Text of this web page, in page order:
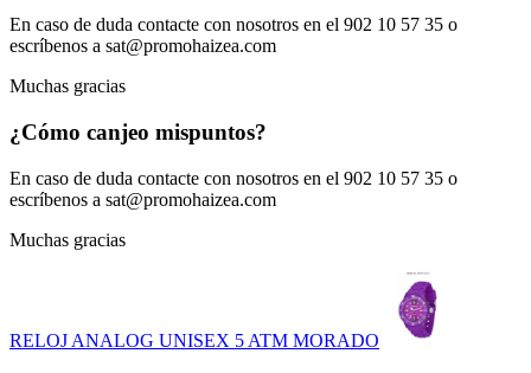
En caso de duda contacte con nosotros en el 902 10 57 35 o
escríbenos a sat@promohaizea.com
Muchas gracias
¿Cómo canjeo mispuntos?
En caso de duda contacte con nosotros en el 902 10 57 35 o
escríbenos a sat@promohaizea.com
Muchas gracias
RELOJ ANALOG UNISEX 5 ATM MORADO